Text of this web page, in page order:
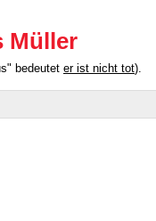
Müller
bedeutet er ist nicht tot).